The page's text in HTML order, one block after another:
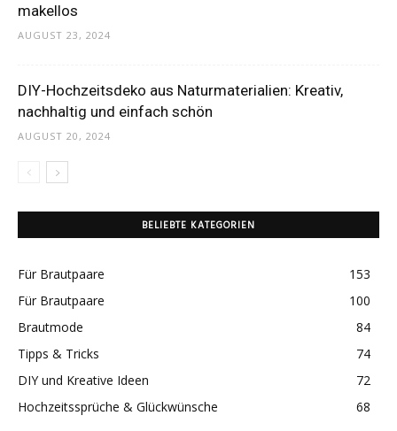
makellos
AUGUST 23, 2024
DIY-Hochzeitsdeko aus Naturmaterialien: Kreativ,
nachhaltig und einfach schön
AUGUST 20, 2024
BELIEBTE KATEGORIEN
Für Brautpaare
153
Für Brautpaare
100
Brautmode
84
Tipps & Tricks
74
DIY und Kreative Ideen
72
Hochzeitssprüche & Glückwünsche
68